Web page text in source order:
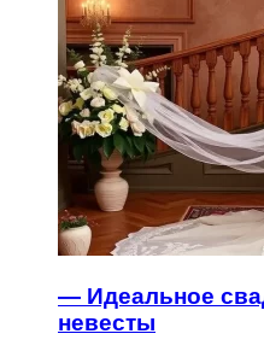
— Идеальное
невесты